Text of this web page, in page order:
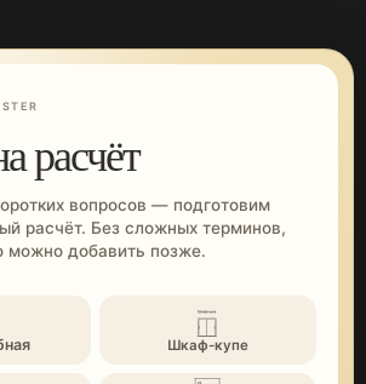
расчёт
вопросов — подготовим
расчёт. Без сложных терминов,
можно добавить позже.
Шкаф-купе